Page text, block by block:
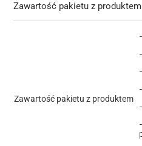
Zawartość pakietu z produktem
Zawartość pakietu z produktem